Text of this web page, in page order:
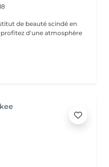
de beauté scindé en